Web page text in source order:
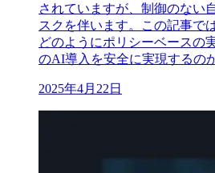
されていますが、制御のない
スクを伴います。この記事で
どのようにポリシーベースの
のAI導入を安全に実現するの
2025年4月22日